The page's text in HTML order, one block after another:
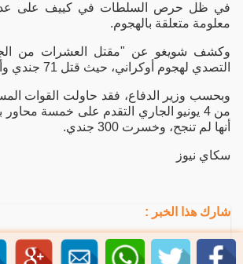
في ظل حرص السلطات في كييف على
معلومة متعلقة بالهجوم.
وكشف شويغو عن "مقتل العشرات من
التصدي لهجوم أوكراني، حيث قتل 71 جندي وأصيب 210 بجروح".
وبحسب وزير الدفاع، فقد حاولت القوات
من 4 يونيو الجاري التقدم على خمسة محاور
أنها لم تنجح، وخسرت 300 جندي.
سكاي نيوز
شارك هذا الخبر :